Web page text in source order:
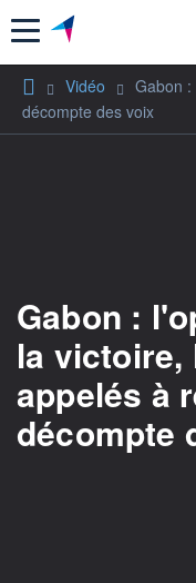
Menu
Vidéo
Gabon
décompte des voix
Gabon :
la
appelés à
décompte